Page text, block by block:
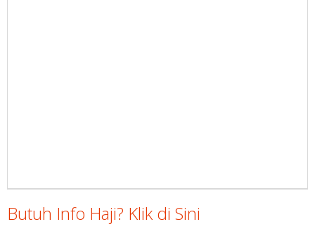
Butuh Info Haji? Klik di Sini